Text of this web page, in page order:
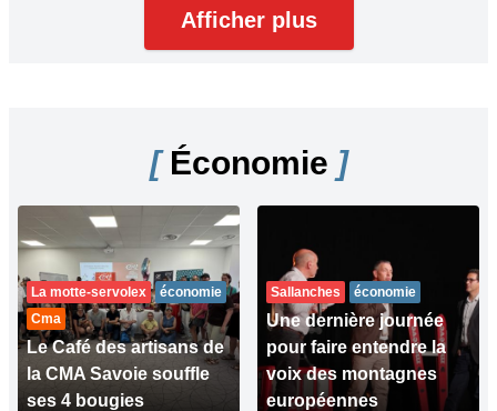
Afficher plus
[Économie ]
La motte-servolex
économie
Cma
Le Café des artisans de
la CMA Savoie souffle
ses 4 bougies
Sallanches économie
Une dernière journée
pour faire entendre la
voix des montagnes
européennes